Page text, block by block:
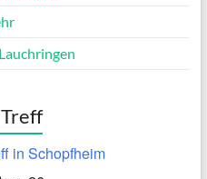
in Schopfheim